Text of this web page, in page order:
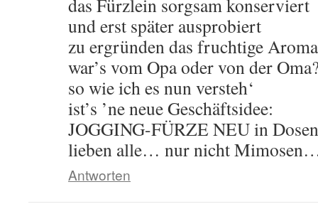
das Fürzlein sorgsam konserviert
und erst später ausprobiert
zu ergründen das fruchtige Aroma
war’s vom Opa oder von der
so wie ich es nun versteh‘
ist’s ’ne neue Geschäftsidee:
JOGGING-FÜRZE NEU in Dosen
lieben alle… nur nicht
Antworten